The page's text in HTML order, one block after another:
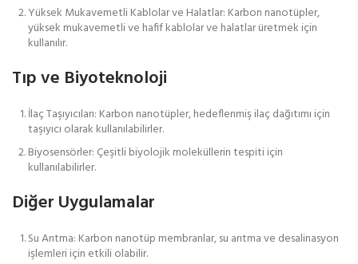
Yüksek Mukavemetli Kablolar ve Halatlar: Karbon nanotüpler,
yüksek mukavemetli ve hafif kablolar ve halatlar üretmek için
kullanılır.
Tıp ve Biyoteknoloji
İlaç Taşıyıcıları: Karbon nanotüpler, hedeflenmiş ilaç dağıtımı için
taşıyıcı olarak kullanılabilirler.
Biyosensörler: Çeşitli biyolojik moleküllerin tespiti için
kullanılabilirler.
Diğer Uygulamalar
Su Arıtma: Karbon nanotüp membranlar, su arıtma ve desalinasyon
işlemleri için etkili olabilir.